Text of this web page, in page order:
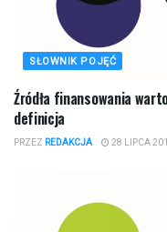
SŁOWNIK POJĘĆ
Źródła finansowania
definicja
PRZEZ REDAKCJA 28 LIPCA